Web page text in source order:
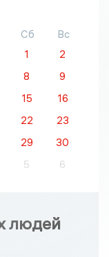
Сб
Вс
1
2
8
9
15
16
22
23
29
30
5 6
людей